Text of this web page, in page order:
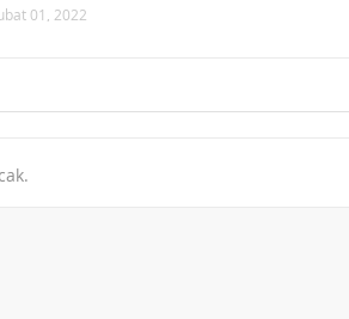
01, 2022